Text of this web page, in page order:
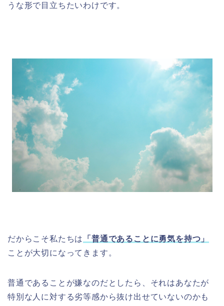
うな形で目立ちたいわけです。
だからこそ私たちは
「普通であることに勇気を持つ」
ことが大切になってきます。
普通であることが嫌なのだとしたら、それはあなたが
特別な人に対する劣等感から抜け出せていないのかも